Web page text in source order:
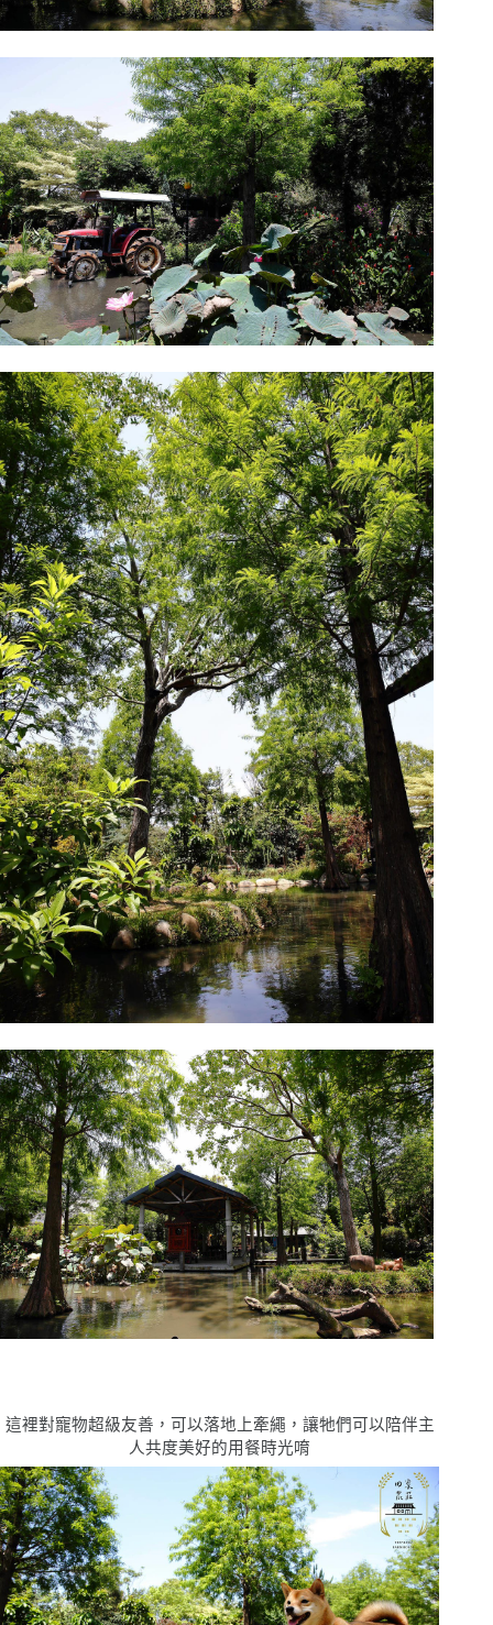
這裡對寵物超級友善，可以落地上牽繩，讓牠們可以陪伴主
人共度美好的用餐時光唷